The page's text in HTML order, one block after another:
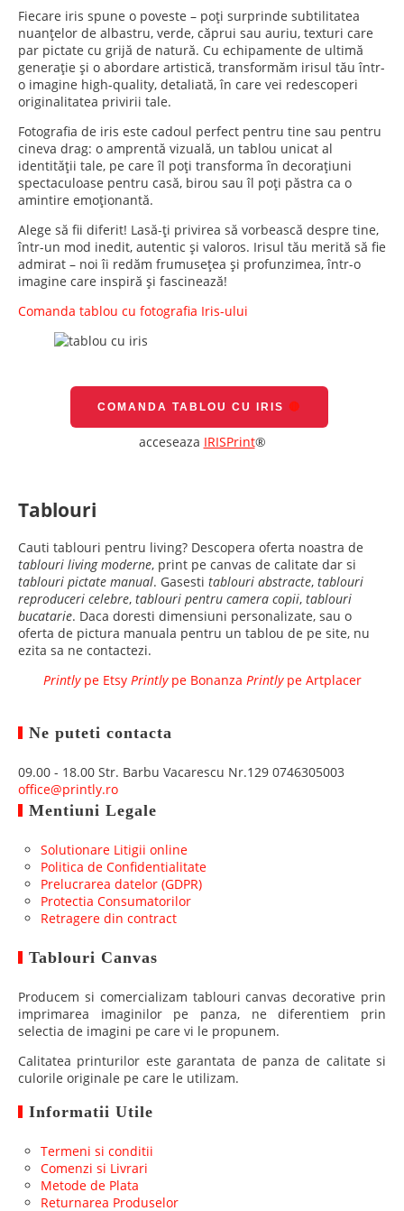
Fiecare iris spune o poveste – poți surprinde subtilitatea
nuanțelor de albastru, verde, căprui sau auriu, texturi care
par pictate cu grijă de natură. Cu echipamente de ultimă
generație și o abordare artistică, transformăm irisul tău într-
o imagine high-quality, detaliată, în care vei redescoperi
originalitatea privirii tale.
Fotografia de iris este cadoul perfect pentru tine sau pentru
cineva drag: o amprentă vizuală, un tablou unicat al
identității tale, pe care îl poți transforma în decorațiuni
spectaculoase pentru casă, birou sau îl poți păstra ca o
amintire emoționantă.
Alege să fii diferit! Lasă-ți privirea să vorbească despre tine,
într-un mod inedit, autentic și valoros. Irisul tău merită să fie
admirat – noi îi redăm frumusețea și profunzimea, într-o
imagine care inspiră și fascinează!
Comanda tablou cu fotografia Iris-ului
COMANDA TABLOU CU IRIS 🔴
acceseaza IRISPrint®
Tablouri
Cauti tablouri pentru living? Descopera oferta noastra de
tablouri living moderne, print pe canvas de calitate dar si
tablouri pictate manual. Gasesti tablouri abstracte, tablouri
reproduceri celebre, tablouri pentru camera copii, tablouri
bucatarie. Daca doresti dimensiuni personalizate, sau o
oferta de pictura manuala pentru un tablou de pe site, nu
ezita sa ne contactezi.
Printlype Etsy Printlype Bonanza Printlype Artplacer
Ne puteti contacta
09.00 - 18.00 Str. Barbu Vacarescu Nr.129 0746305003
office@printly.ro
Mentiuni Legale
Solutionare Litigii online
Politica de Confidentialitate
Prelucrarea datelor (GDPR)
Protectia Consumatorilor
Retragere din contract
Tablouri Canvas
Producem si comercializam tablouri canvas decorative prin
imprimarea imaginilor pe panza, ne diferentiem prin
selectia de imagini pe care vi le propunem.
Calitatea printurilor este garantata de panza de calitate si
culorile originale pe care le utilizam.
Informatii Utile
Termeni si conditii
Comenzi si Livrari
Metode de Plata
Returnarea Produselor